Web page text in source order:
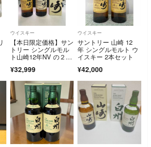
ウイスキー
【本日限定価格】サン
トリー シングルモル
ト山崎12年NV の２点
¥32,999
ウイスキー
サントリー 山崎 12
年 シングルモルト ウ
イスキー 2本セット
¥42,000